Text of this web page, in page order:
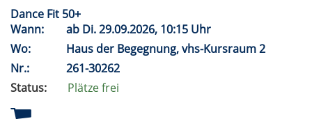
Dance Fit 50+
Wann:
ab Di.29.09.2026, 10:15 Uhr
Wo:
Haus der Begegnung, vhs-Kursraum 2
Nr.:
261-30262
Status:
Plätze frei